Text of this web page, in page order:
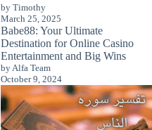
by Timothy
March 25, 2025
Babe88: Your Ultimate
Destination for Online Casino
Entertainment and Big Wins
by Alfa Team
October 9, 2024